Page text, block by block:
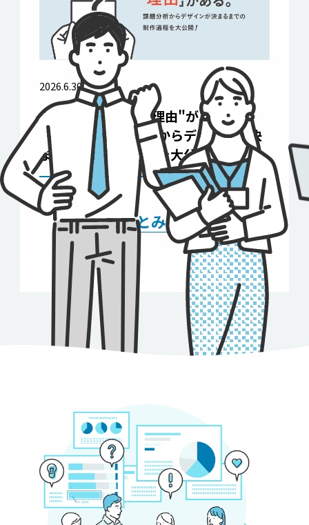
2026.6.30
デザイン一枚にも"理由"がある ──
名刺制作の課題分析からデザインが決
まるまでの制作過程を大公開! ──
もっとみる